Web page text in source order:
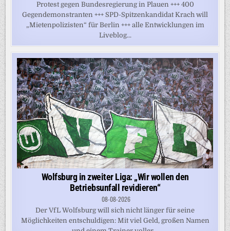
Protest gegen Bundesregierung in Plauen +++ 400
Gegendemonstranten +++ SPD-Spitzenkandidat Krach will
„Mietenpolizisten“ für Berlin +++ alle Entwicklungen im
Liveblog...
Wolfsburg in zweiter Liga: „Wir wollen den
Betriebsunfall revidieren“
08-08-2026
Der VfL Wolfsburg will sich nicht länger für seine
Möglichkeiten entschuldigen: Mit viel Geld, großen Namen